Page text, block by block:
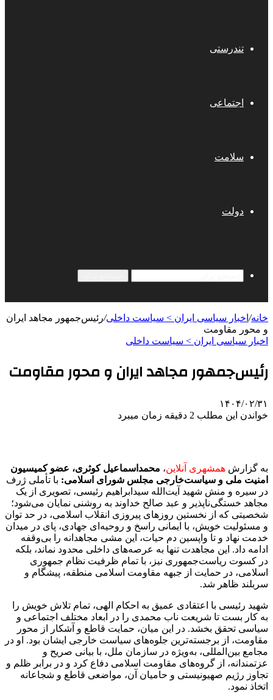
تندرستی
اجتماعی
سلامت
دولت
خانه/ اخبار سیاسی ایران > سیاست داخلی/رئیس‌جمهور مجاهد ایران
و محور مقاومت
اخبار سیاسی ایران > سیاست داخلی
رئیس‌جمهور مجاهد ایران و محور مقاومت
۱۴۰۴/۰۲/۳۱
خواندن این مطلب 2 دقیقه زمان میبرد
به گزارش همشهری آنلاین، محمداسماعیل کوثری، عضو کمیسیون
امنیت ملی و سیاست‌خارجی مجلس شورای اسلامی: با تأملی ژرف
در سیره و منش شهید آیت‌الله سیدابراهیم رئیسی، تصویری از یک
مجاهد خستگی‌ناپذیر و عبد صالح خداوند به روشنی نمایان می‌شود؛
شخصیتی که از نخستین روزهای پیروزی انقلاب اسلامی، در حد توان
و مسئولیت خویش، با ایمانی راسخ و روحیه‌ای جهادی، پای در میدان
خدمت نهاد و تا واپسین دم حیات، این مشی مجاهدانه را بی‌وقفه
ادامه داد. این مجاهدت تنها به عرصه‌های داخلی محدود نماند، بلکه
در کسوت ریاست‌جمهوری نیز، با تمام ظرفیت نظام جمهوری
اسلامی، در حمایت از جبهه مقاومت اسلامی منطقه، پیشگام و
سربلند ظاهر شد.
شهید رئیسی با اعتقادی عمیق به احکام الهی، تمام تلاش خویش را
به کار بست تا شریعت ناب محمدی را در ابعاد مختلف اجتماعی و
سیاسی تحقق بخشد. در این میان، حمایت قاطع و آشکار از محور
مقاومت، از برجسته‌ترین جلوه‌های سیاست خارجی ایشان بود. او در
مجامع بین‌المللی، به‌ویژه در سازمان ملل، با بیانی صریح و
عزتمندانه، از گروه‌های مقاومت اسلامی دفاع کرد و در برابر ظلم و
تجاوز رژیم صهیونیستی و حامیان آن، مواضعی قاطع و شجاعانه
اتخاذ نمود.